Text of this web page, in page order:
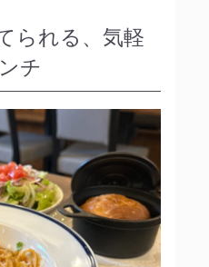
られる、気軽
チ